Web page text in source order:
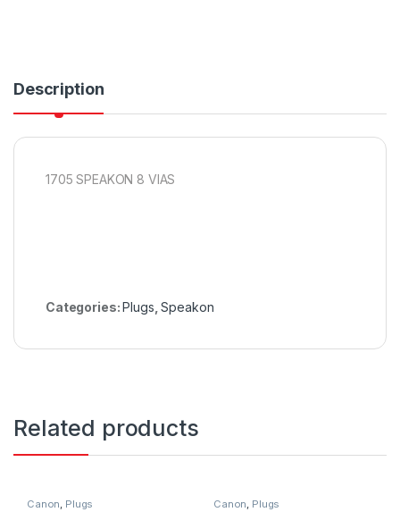
Description
1705 SPEAKON 8 VIAS
Categories:Plugs ,Speakon
Related products
Canon, Plugs Canon, Plugs